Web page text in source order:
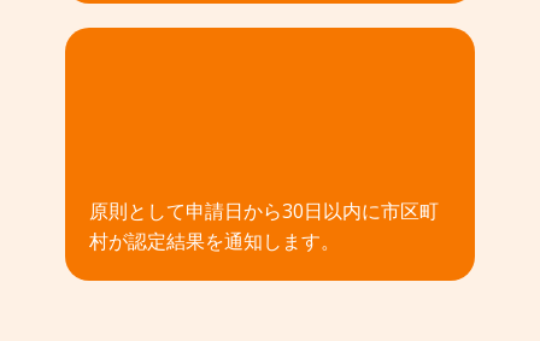
原則として申請日から30日以内に市区町
村が認定結果を通知します。